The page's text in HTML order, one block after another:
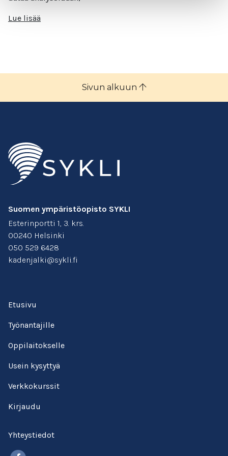
Lue lisää
Sivun alkuun
Suomen ympäristöopisto SYKLI
Esterinportti 1, 3. krs.
00240 Helsinki
050 529 6428
kadenjalki@sykli.fi
Etusivu
Työnantajille
Oppilaitokselle
Usein kysyttyä
Verkkokurssit
Kirjaudu
Yhteystiedot